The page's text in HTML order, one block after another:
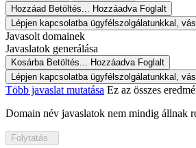
Hozzáad Betöltés... Hozzáadva Foglalt
Lépjen kapcsolatba ügyfélszolgálatunkkal,
Javasolt domainek
Javaslatok generálása
Kosárba Betöltés... Hozzáadva Foglalt
Lépjen kapcsolatba ügyfélszolgálatunkkal,
Több javaslat mutatása Ez az összes
Domain név javaslatok nem mindig állnak